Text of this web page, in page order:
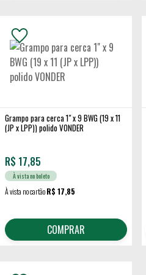
Grampo para cerca 1" x 9 BWG (19 x 11
(JP x LPP)) polido VONDER
R$ 17,85
À vista no boleto
À vista no cartãoR$ 17,85
COMPRAR